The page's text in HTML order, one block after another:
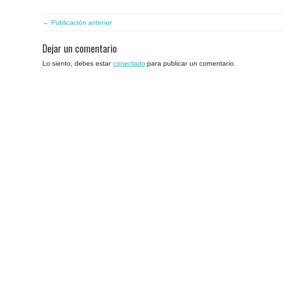
← Publicación anterior
Dejar un comentario
Lo siento, debes estar conectado para publicar un comentario.